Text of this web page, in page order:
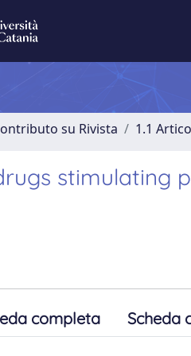
su Rivista 1.1
stimulating
completa Scheda